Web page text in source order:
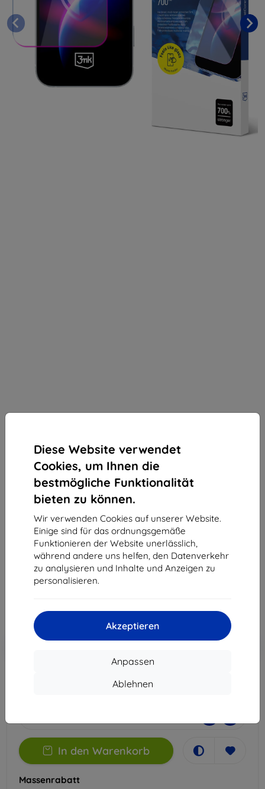
Diese Website verwendet
Cookies, um Ihnen die
bestmögliche Funktionalität
bieten zu können.
Wir verwenden Cookies auf unserer Website.
Einige sind für das ordnungsgemäße
Funktionieren der Website unerlässlich,
während andere uns helfen, den Datenverkehr
zu analysieren und Inhalte und Anzeigen zu
personalisieren.
Akzeptieren
Anpassen
Ablehnen
3MK StratCore700 mehrschichtiger Schutzfilm für
Xiaomi 14T Pro
Geeignet für: Xiaomi 14T Pro
22,90 €
20,61 €
ohne MWSt17,32 €
Rabatt mit Gutschein
In den
In den Warenkorb
Massenrabatt